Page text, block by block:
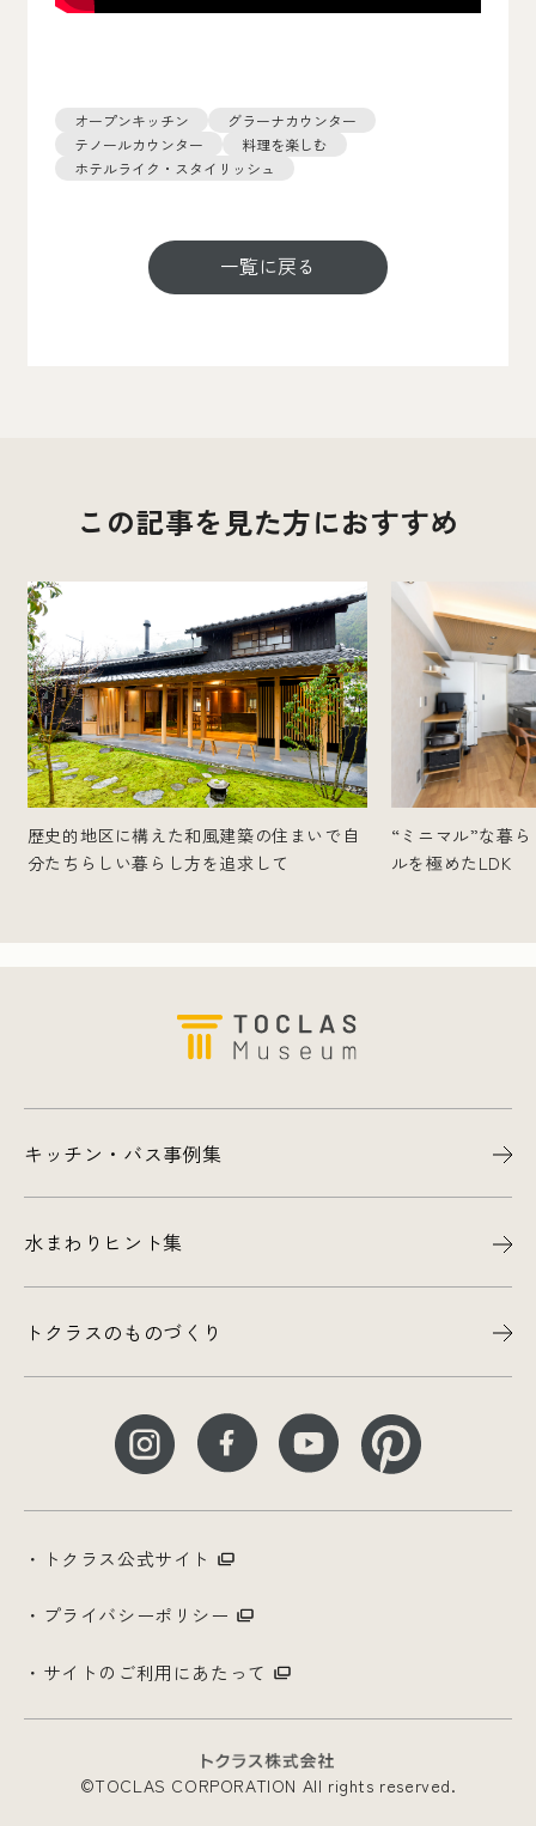
オープンキッチン
グラーナカウンター
テノールカウンター
料理を楽しむ
ホテルライク・スタイリッシュ
一覧に戻る
この記事を見た方におすすめ
歴史的地区に構えた和風建築の住まいで自
分たちらしい暮らし方を追求して
“ミニマル”な暮
ルを極めたLDK
キッチン・バス事例集
水まわりヒント集
トクラスのものづくり
トクラス公式サイト
プライバシーポリシー
サイトのご利用にあたって
©TOCLAS CORPORATION All rights reserved.